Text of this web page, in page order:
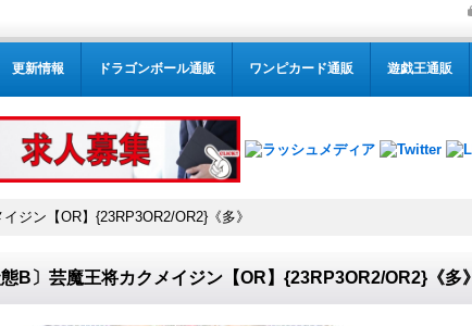
更新情報 ドラゴンボール通販 ワンピカード通販 遊戯王通販
ジン【OR】{23RP3OR2/OR2}《多》
B〕芸魔王将カクメイジン【OR】{23RP3OR2/OR2}《多》